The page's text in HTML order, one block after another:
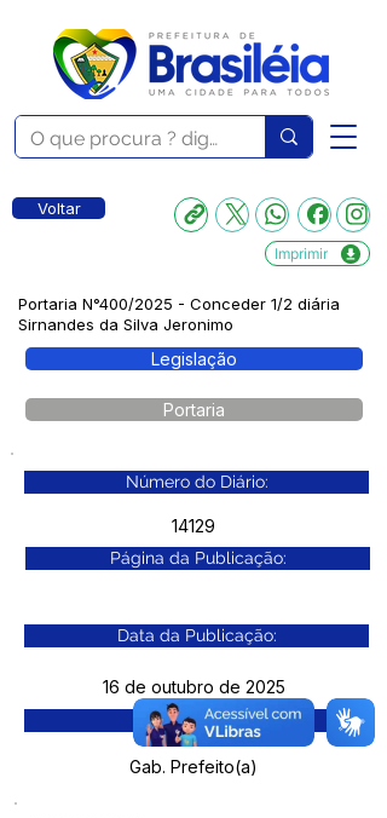
Voltar
Imprimir
Portaria N°400/2025 - Conceder 1/2 diária
Sirnandes da Silva Jeronimo
Legislação
Portaria
Número do Diário:
14129
Página da Publicação:
Data da Publicação:
16 de outubro de 2025
Órgão:
Gab. Prefeito(a)